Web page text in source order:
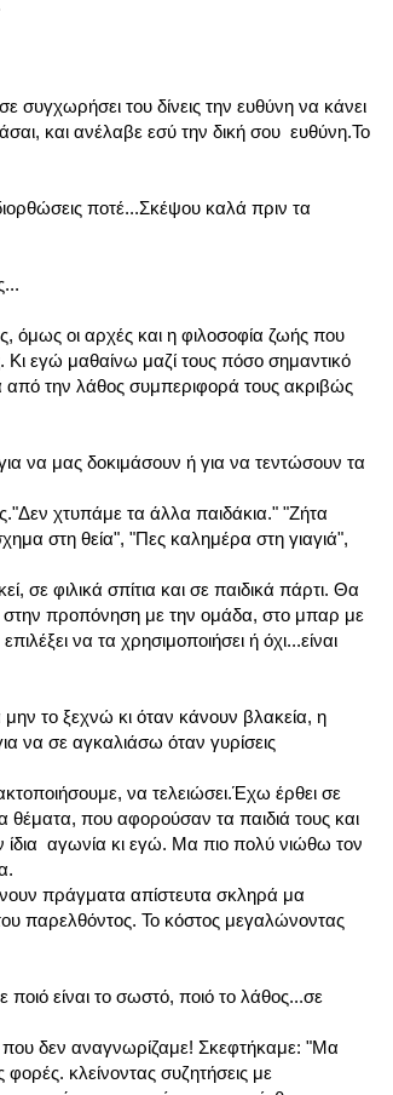
του δίνεις την ευθύνη να κάνει
και ανέλαβε εσύ την δική σου ευθύνη.Το
ποτέ...Σκέψου καλά πριν τα
όμως οι αρχές και η φιλοσοφία ζωής που
Κι εγώ μαθαίνω μαζί τους πόσο σημαντικό
από την λάθος συμπεριφορά τους ακριβώς
να μας δοκιμάσουν ή για να τεντώσουν τα
χτυπάμε τα άλλα παιδάκια." "Ζήτα
στη θεία", "Πες καλημέρα στη γιαγιά",
σε φιλικά σπίτια και σε παιδικά πάρτι. Θα
στην προπόνηση με την ομάδα, στο μπαρ με
να τα χρησιμοποιήσει ή όχι...είναι
το ξεχνώ κι όταν κάνουν βλακεία, η
να σε αγκαλιάσω όταν γυρίσεις
να τελειώσει.Έχω έρθει σε
θέματα, που αφορούσαν τα παιδιά τους και
ίδια αγωνία κι εγώ. Μα πιο πολύ νιώθω τον
πράγματα απίστευτα σκληρά μα
παρελθόντος. Το κόστος μεγαλώνοντας
είναι το σωστό, ποιό το λάθος...σε
που δεν αναγνωρίζαμε! Σκεφτήκαμε: "Μα
κλείνοντας συζητήσεις με